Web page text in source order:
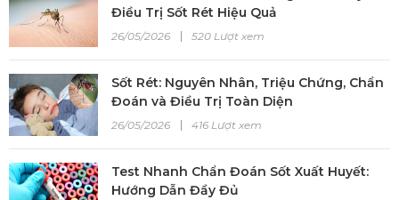
Điều Trị Sốt Rét Hiệu Quả
26/05/2026 520 Lượt xem
Sốt Rét: Nguyên Nhân, Triệu Chứng, Chẩn
Đoán và Điều Trị Toàn Diện
26/05/2026 416 Lượt xem
Test Nhanh Chẩn Đoán Sốt Xuất Huyết:
Hướng Dẫn Đầy Đủ